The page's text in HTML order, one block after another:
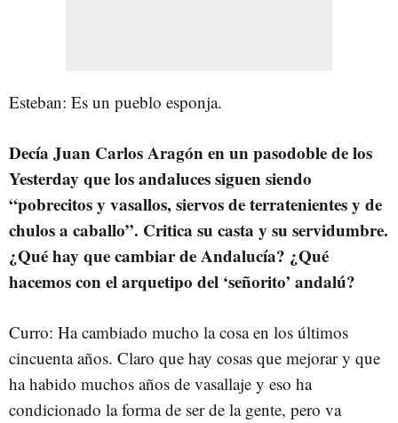
Esteban: Es un pueblo esponja.
Decía Juan Carlos Aragón en un pasodoble de los
Yesterday que los andaluces siguen siendo
“pobrecitos y vasallos, siervos de terratenientes y de
chulos a caballo”. Critica su casta y su servidumbre.
¿Qué hay que cambiar de Andalucía? ¿Qué
hacemos con el arquetipo del ‘señorito’ andalú?
Curro: Ha cambiado mucho la cosa en los últimos
cincuenta años. Claro que hay cosas que mejorar y que
ha habido muchos años de vasallaje y eso ha
condicionado la forma de ser de la gente, pero va